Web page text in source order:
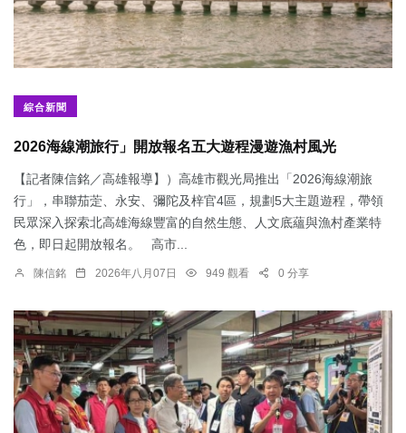
綜合新聞
2026海線潮旅行」開放報名五大遊程漫遊漁村風光
【記者陳信銘／高雄報導】）高雄市觀光局推出「2026海線潮旅
行」，串聯茄萣、永安、彌陀及梓官4區，規劃5大主題遊程，帶領
民眾深入探索北高雄海線豐富的自然生態、人文底蘊與漁村產業特
色，即日起開放報名。 高市...
陳信銘 2026年八月07日 949 觀看 0 分享